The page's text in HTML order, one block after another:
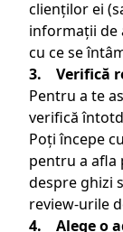
clienților ei
informații de
cu ce se
3. Verifică
Pentru a te
verifică
Poți începe cu
pentru a afla
despre ghizi
review-urile
4. Alege o